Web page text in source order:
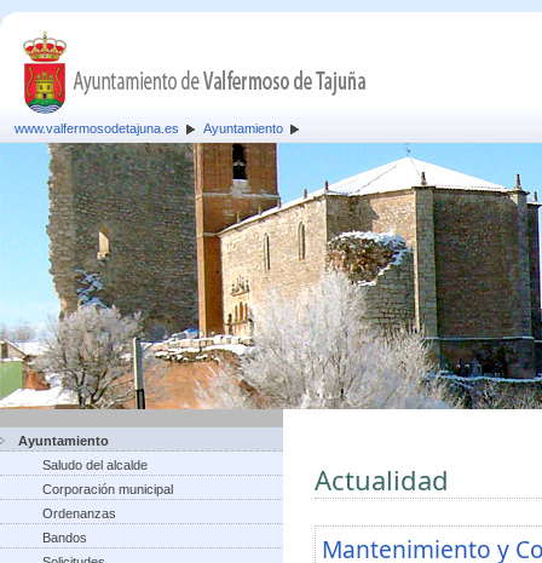
www.valfermosodetajuna.es Ayuntamiento
Ayuntamiento
Saludo del alcalde
Corporación municipal
Ordenanzas
Bandos
Actualidad
Mantenimiento y